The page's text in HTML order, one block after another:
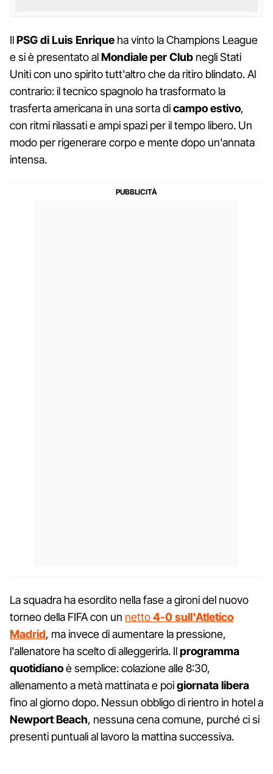
IlPSG di Luis Enrique ha vinto la Champions League
e si è presentato alMondiale per Club negli Stati
Uniti con uno spirito tutt'altro che da ritiro blindato. Al
contrario: il tecnico spagnolo ha trasformato la
trasferta americana in una sorta dicampo estivo,
con ritmi rilassati e ampi spazi per il tempo libero. Un
modo per rigenerare corpo e mente dopo un'annata
intensa.
La squadra ha esordito nella fase a gironi del nuovo
torneo della FIFA con un netto4-0 sull'Atletico
Madrid, ma invece di aumentare la pressione,
l'allenatore ha scelto di alleggerirla. Ilprogramma
quotidianoè semplice: colazione alle 8:30,
allenamento a metà mattinata e poigiornata libera
fino al giorno dopo. Nessun obbligo di rientro in hotel a
Newport Beach, nessuna cena comune, purché ci si
presenti puntuali al lavoro la mattina successiva.